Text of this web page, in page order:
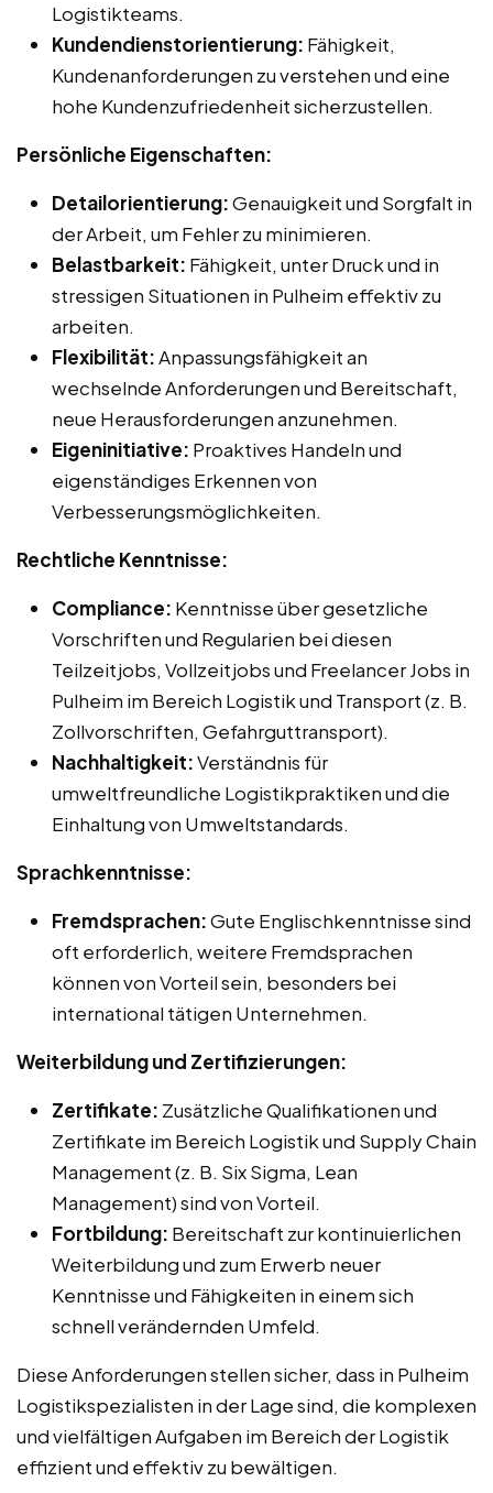
Logistikteams.
Kundendienstorientierung: Fähigkeit,
Kundenanforderungen zu verstehen und eine
hohe Kundenzufriedenheit sicherzustellen.
Persönliche Eigenschaften:
Detailorientierung:Genauigkeit und Sorgfalt in
der Arbeit, um Fehler zu minimieren.
Belastbarkeit: Fähigkeit, unter Druck und in
stressigen Situationen in Pulheim effektiv zu
arbeiten.
Flexibilität:Anpassungsfähigkeit an
wechselnde Anforderungen und Bereitschaft,
neue Herausforderungen anzunehmen.
Eigeninitiative: Proaktives Handeln und
eigenständiges Erkennen von
Verbesserungsmöglichkeiten.
Rechtliche Kenntnisse:
Compliance: Kenntnisse über gesetzliche
Vorschriften und Regularien bei diesen
Teilzeitjobs, Vollzeitjobs und Freelancer Jobs in
Pulheim im Bereich Logistik und Transport (z. B.
Zollvorschriften, Gefahrguttransport).
Nachhaltigkeit:Verständnis für
umweltfreundliche Logistikpraktiken und die
Einhaltung von Umweltstandards.
Sprachkenntnisse:
Fremdsprachen:Gute Englischkenntnisse sind
oft erforderlich, weitere Fremdsprachen
können von Vorteil sein, besonders bei
international tätigen Unternehmen.
Weiterbildung und Zertifizierungen:
Zertifikate: Zusätzliche Qualifikationen und
Zertifikate im Bereich Logistik und Supply Chain
Management (z. B. Six Sigma, Lean
Management) sind von Vorteil.
Fortbildung: Bereitschaft zur kontinuierlichen
Weiterbildung und zum Erwerb neuer
Kenntnisse und Fähigkeiten in einem sich
schnell verändernden Umfeld.
Diese Anforderungen stellen sicher, dass in Pulheim
Logistikspezialisten in der Lage sind, die komplexen
und vielfältigen Aufgaben im Bereich der Logistik
effizient und effektiv zu bewältigen.